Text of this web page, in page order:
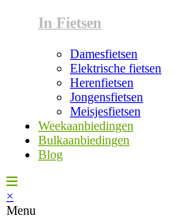
In Fietsen
Damesfietsen
Elektrische fietsen
Herenfietsen
Jongensfietsen
Meisjesfietsen
Weekaanbiedingen
Bulkaanbiedingen
Blog
×
Menu